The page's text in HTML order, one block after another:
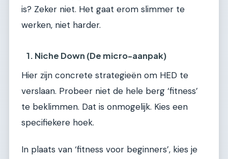
is? Zeker niet. Het gaat erom slimmer te
werken, niet harder.
1. Niche Down (De micro-aanpak)
Hier zijn concrete strategieën om HED te
verslaan. Probeer niet de hele berg ‘fitness’
te beklimmen. Dat is onmogelijk. Kies een
specifiekere hoek.
In plaats van ‘fitness voor beginners’, kies je